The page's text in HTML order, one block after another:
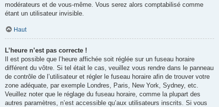
modérateurs et de vous-même. Vous serez alors comptabilisé comme
étant un utilisateur invisible.
Haut
L’heure n’est pas correcte !
Il est possible que l’heure affichée soit réglée sur un fuseau horaire
différent du vôtre. Si tel était le cas, veuillez vous rendre dans le panneau
de contrôle de l’utilisateur et régler le fuseau horaire afin de trouver votre
zone adéquate, par exemple Londres, Paris, New York, Sydney, etc.
Veuillez noter que le réglage du fuseau horaire, comme la plupart des
autres paramètres, n’est accessible qu’aux utilisateurs inscrits. Si vous